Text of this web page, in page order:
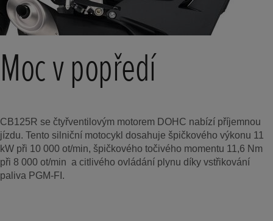
Moc v popředí
CB125R se čtyřventilovým motorem DOHC nabízí příjemnou
jízdu. Tento silniční motocykl dosahuje špičkového výkonu 11
kW při 10 000 ot/min, špičkového točivého momentu 11,6 Nm
při 8 000 ot/min a citlivého ovládání plynu díky vstřikování
paliva PGM-FI.